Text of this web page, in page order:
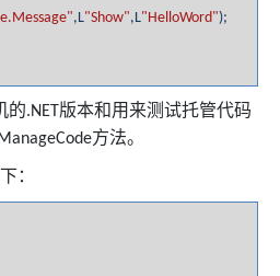
,L"Show",L"HelloWord");
的.NET版本和用来测试托管代码
方法。
：